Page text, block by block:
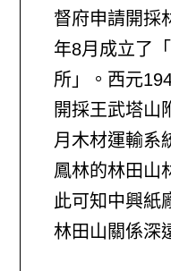
督府申請開採
年8月成立了
所」。西元
開採王武塔山
月木材運輸系
鳳林的林田山
此可知中興紙
林田山關係深